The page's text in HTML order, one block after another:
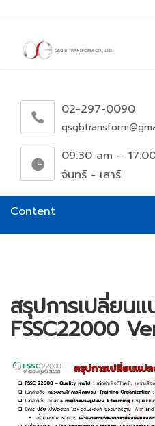
02-297-0090
09:30 am –
จันทร์ - เสาร์
Content
สรุปการเปลี่ยน
FSSC22000